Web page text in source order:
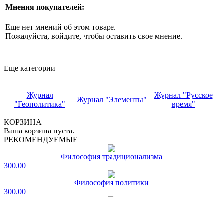
Мнения покупателей:
Еще нет мнений об этом товаре.
Пожалуйста, войдите, чтобы оставить свое мнение.
Еще категории
Журнал
"Геополитика"
Журнал "Элементы"
Журнал "Русское
время"
КОРЗИНА
Ваша корзина пуста.
РЕКОМЕНДУЕМЫЕ
Философия традиционализма
300.00
Философия политики
300.00